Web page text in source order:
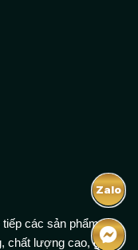
Zalo
các sản phẩm
chất lượng cao, giá